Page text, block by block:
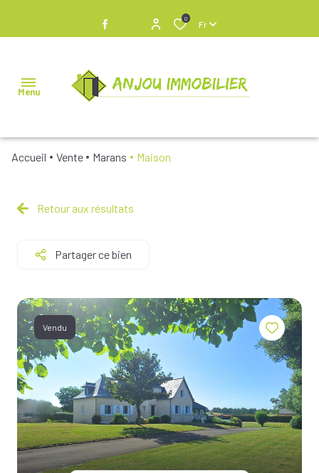
0
Fr
Menu
VENDRE
BIENS
NOS
BIENS À
LA
LOCATION
ESTIMEZ
VOTRE
BIEN
NOTRE
Accueil Vente Marans Maison
Retour aux résultats
Partager ce bien
Vendu